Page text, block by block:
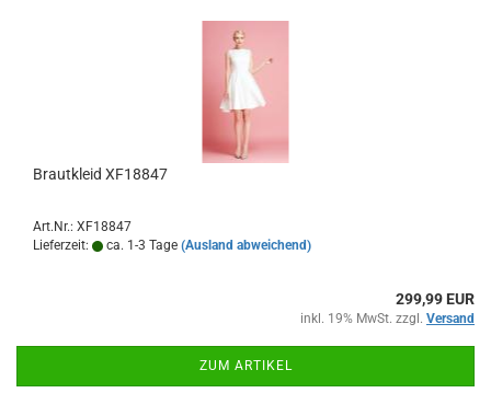
Brautkleid XF18847
Art.Nr.: XF18847
Lieferzeit:
ca. 1-3 Tage (Ausland abweichend)
299,99 EUR
inkl. 19% MwSt. zzgl. Versand
ZUM ARTIKEL